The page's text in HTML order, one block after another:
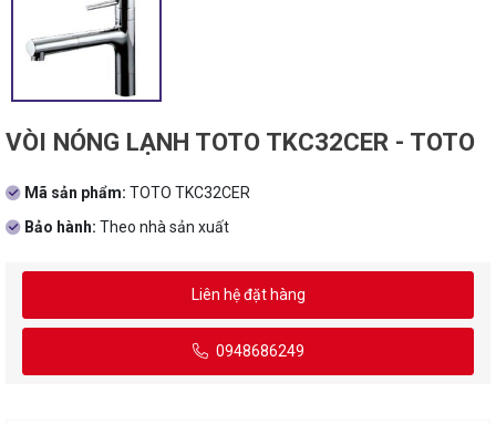
VÒI NÓNG LẠNH TOTO TKC32CER - TOTO
Mã sản phẩm: TOTO TKC32CER
Bảo hành: Theo nhà sản xuất
Liên hệ đặt hàng
0948686249